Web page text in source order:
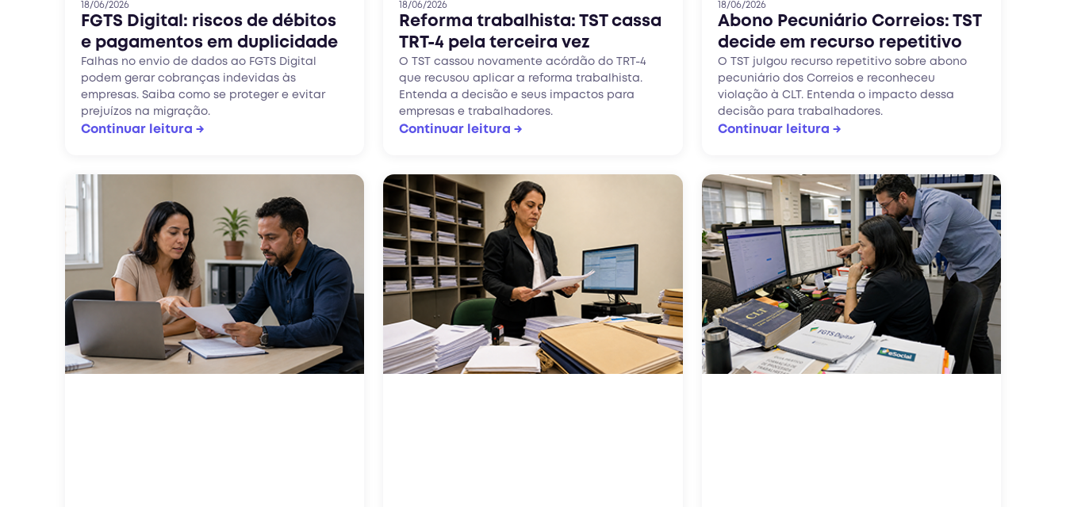
FGTS Digital: riscos de débitos
e pagamentos em duplicidade
18/06/2026
Falhas no envio de dados ao FGTS Digital
podem gerar cobranças indevidas às
empresas. Saiba como se proteger e evitar
prejuízos na migração.
Continuar leitura →
Reforma trabalhista: TST cassa
TRT-4 pela terceira vez
18/06/2026
O TST cassou novamente acórdão do TRT-4
que recusou aplicar a reforma trabalhista.
Entenda a decisão e seus impactos para
empresas e trabalhadores.
Continuar leitura →
Abono Pecuniário Correios: TST
decide em recurso repetitivo
18/06/2026
O TST julgou recurso repetitivo sobre abono
pecuniário dos Correios e reconheceu
violação à CLT. Entenda o impacto dessa
decisão para trabalhadores.
Continuar leitura →